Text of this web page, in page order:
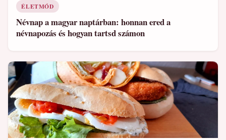
ÉLETMÓD
Névnap a magyar naptárban: honnan ered a
névnapozás és hogyan tartsd számon